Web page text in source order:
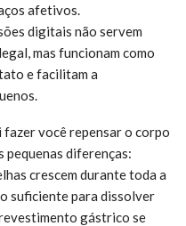
afetivos.
digitais não servem
mas funcionam como
e facilitam a
você repensar o corpo
pequenas diferenças:
crescem durante toda a
suficiente para dissolver
gástrico se